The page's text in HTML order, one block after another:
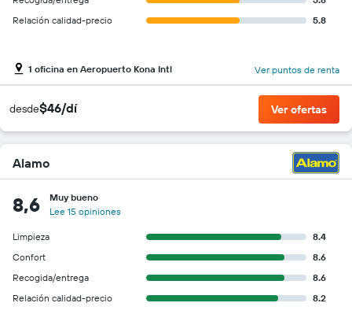
Relación calidad-precio
5.8
1 oficina en Aeropuerto Kona Intl Ver puntos de renta
desde$46/dí Ver ofertas
Alamo
8,6
Muy bueno
Lee 15 opiniones
Limpieza
8.4
Confort
8.6
Recogida/entrega
8.6
Relación calidad-precio
8.2